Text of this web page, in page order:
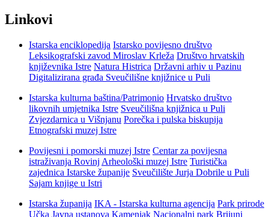
Linkovi
Istarska enciklopedija Istarsko povijesno društvo
Leksikografski zavod Miroslav Krleža Društvo hrvatskih
književnika Istre Natura Histrica Državni arhiv u Pazinu
Digitalizirana građa Sveučilišne knjižnice u Puli
Istarska kulturna baština/Patrimonio Hrvatsko društvo
likovnih umjetnika Istre Sveučilišna knjižnica u Puli
Zvjezdarnica u Višnjanu Porečka i pulska biskupija
Etnografski muzej Istre
Povijesni i pomorski muzej Istre Centar za povijesna
istraživanja Rovinj Arheološki muzej Istre Turistička
zajednica Istarske županije Sveučilište Jurja Dobrile u Puli
Sajam knjige u Istri
Istarska županija IKA - Istarska kulturna agencija Park prirode
Učka Javna ustanova Kamenjak Nacionalni park Brijuni